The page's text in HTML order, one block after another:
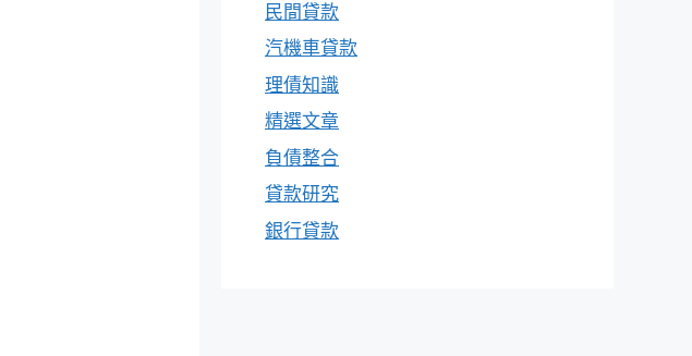
民間貸款
汽機車貸款
理債知識
精選文章
負債整合
貸款研究
銀行貸款